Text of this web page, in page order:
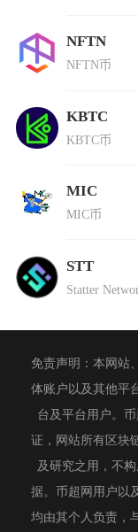
NFTN
NFTN币
KBTC
KBTC币
MIC
MIC币
STT
Statter
免责声明：本网站
体账户以及其他平
台及平台用户。
证，网站所有区块
及研究之用，不
据。币超网用户以
均由其个人负责，